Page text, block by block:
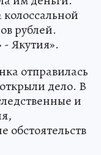
рублей.
Якутия».
отправилась
дело. В
и
обстоятельств